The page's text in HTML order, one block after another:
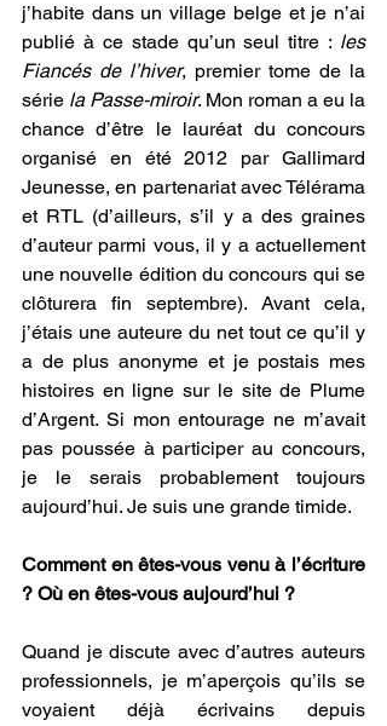
j’habite dans un village belge et je n’ai
publié à ce stade qu’un seul titre : les
Fiancés de l’hiver, premier tome de la
série la Passe-miroir. Mon roman a eu la
chance d’être le lauréat du concours
organisé en été 2012 par Gallimard
Jeunesse, en partenariat avec Télérama
et RTL (d’ailleurs, s’il y a des graines
d’auteur parmi vous, il y a actuellement
une nouvelle édition du concours qui se
clôturera fin septembre). Avant cela,
j’étais une auteure du net tout ce qu’il y
a de plus anonyme et je postais mes
histoires en ligne sur le site de Plume
d’Argent. Si mon entourage ne m’avait
pas poussée à participer au concours,
je le serais probablement toujours
aujourd’hui. Je suis une grande timide.
Comment en êtes-vous venu à l’écriture
? Où en êtes-vous aujourd’hui ?
Quand je discute avec d’autres auteurs
professionnels, je m’aperçois qu’ils se
voyaient déjà écrivains depuis